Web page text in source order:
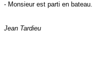
- Monsieur est parti en bateau.
Jean Tardieu